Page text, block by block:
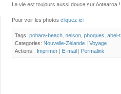
La vie est toujours aussi douce sur Aotearoa !
Pour voir les photos cliquez ici
Tags: pohara-beach nelson phoques abel-
Categories: Nouvelle-Zélande | Voyage
Actions: Imprimer | E-mail | Permalink